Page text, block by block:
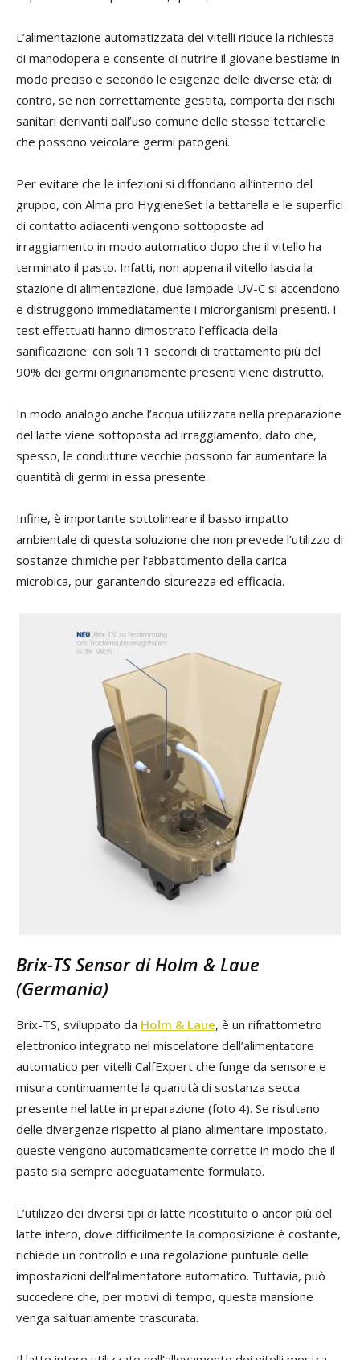
L’alimentazione automatizzata dei vitelli riduce la richiesta
di manodopera e consente di nutrire il giovane bestiame in
modo preciso e secondo le esigenze delle diverse età; di
contro, se non correttamente gestita, comporta dei rischi
sanitari derivanti dall’uso comune delle stesse tettarelle
che possono veicolare germi patogeni.
Per evitare che le infezioni si diffondano all’interno del
gruppo, con Alma pro HygieneSet la tettarella e le superfici
di contatto adiacenti vengono sottoposte ad
irraggiamento in modo automatico dopo che il vitello ha
terminato il pasto. Infatti, non appena il vitello lascia la
stazione di alimentazione, due lampade UV-C si accendono
e distruggono immediatamente i microrganismi presenti. I
test effettuati hanno dimostrato l’efficacia della
sanificazione: con soli 11 secondi di trattamento più del
90% dei germi originariamente presenti viene distrutto.
In modo analogo anche l’acqua utilizzata nella preparazione
del latte viene sottoposta ad irraggiamento, dato che,
spesso, le condutture vecchie possono far aumentare la
quantità di germi in essa presente.
Infine, è importante sottolineare il basso impatto
ambientale di questa soluzione che non prevede l’utilizzo di
sostanze chimiche per l’abbattimento della carica
microbica, pur garantendo sicurezza ed efficacia.
Brix-TS Sensor di Holm & Laue
(Germania)
Brix-TS, sviluppato da Holm & Laue, è un rifrattometro
elettronico integrato nel miscelatore dell’alimentatore
automatico per vitelli CalfExpert che funge da sensore e
misura continuamente la quantità di sostanza secca
presente nel latte in preparazione (foto 4). Se risultano
delle divergenze rispetto al piano alimentare impostato,
queste vengono automaticamente corrette in modo che il
pasto sia sempre adeguatamente formulato.
L’utilizzo dei diversi tipi di latte ricostituito o ancor più del
latte intero, dove difficilmente la composizione è costante,
richiede un controllo e una regolazione puntuale delle
impostazioni dell’alimentatore automatico. Tuttavia, può
succedere che, per motivi di tempo, questa mansione
venga saltuariamente trascurata.